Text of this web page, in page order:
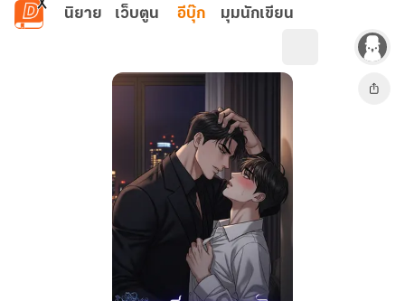
ข้ามไปยังเนื้อหาหลัก
นิยาย เว็บตูน อีบุ๊ก มุมนักเขียน